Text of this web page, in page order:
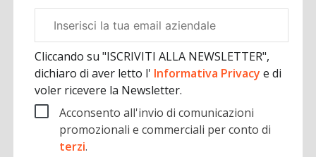
aziendale
Cliccando su "ISCRIVITI ALLA NEWSLETTER",
dichiaro di aver letto l' Informativa Privacye di
voler ricevere la Newsletter.
Acconsento all'invio di comunicazioni
promozionali e commerciali per conto di
terzi.